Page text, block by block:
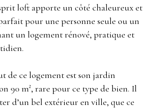
loft apporte un côté chaleureux et
pour une personne seule ou un
un logement rénové, pratique et
de ce logement est son jardin
90 m², rare pour ce type de bien. Il
d’un bel extérieur en ville, que ce